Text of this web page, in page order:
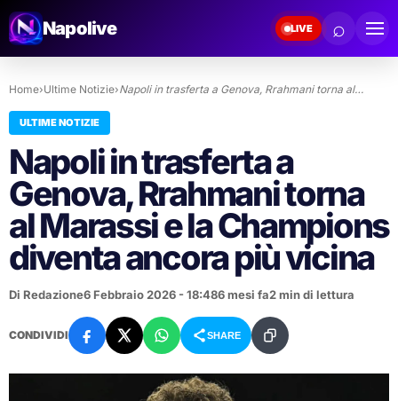
Napolive LIVE ⌕
Home›Ultime Notizie›Napoli in trasferta a Genova, Rrahmani torna al…
ULTIME NOTIZIE
Napoli in trasferta a
Genova, Rrahmani torna
al Marassi e la Champions
diventa ancora più vicina
Di Redazione6 Febbraio 2026 - 18:486 mesi fa2 min di lettura
CONDIVIDI SHARE